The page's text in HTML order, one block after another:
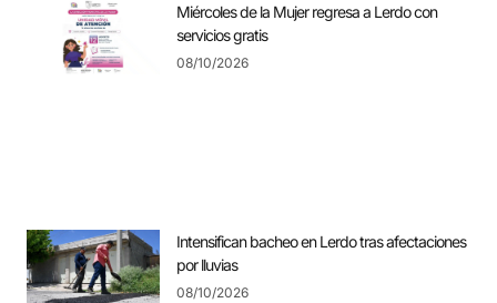
Miércoles de la Mujer regresa a Lerdo con
servicios gratis
08/10/2026
Intensifican bacheo en Lerdo tras afectaciones
por lluvias
08/10/2026